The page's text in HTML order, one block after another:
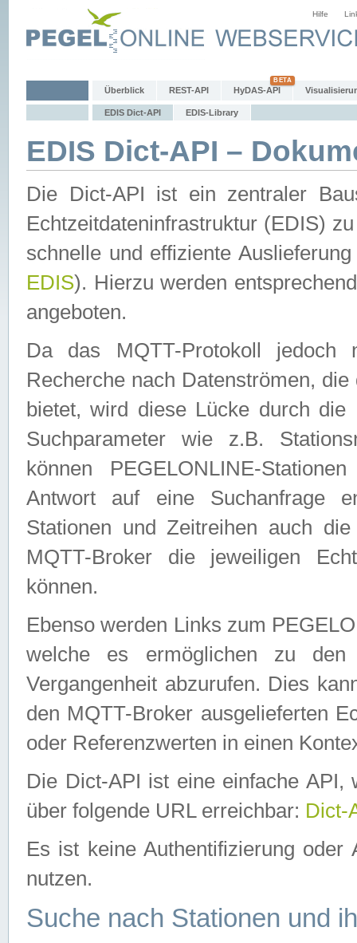
Hilfe
Überblick REST-API HyDAS-API
EDIS Dict-API EDIS-Library
EDIS Dict-API –
Die Dict-API ist ein zentraler
Echtzeitdateninfrastruktur (EDIS)
schnelle und effiziente
EDIS). Hierzu werden
angeboten.
Da das MQTT-Protokoll jedoch
Recherche nach Datenströmen,
bietet, wird diese Lücke durch die
Suchparameter wie z.B.
können PEGELONLINE-
Antwort auf eine Suchanfrage
Stationen und Zeitreihen auch
MQTT-Broker die jeweiligen
können.
Ebenso werden Links zum
welche es ermöglichen zu den
Vergangenheit abzurufen. Dies
den MQTT-Broker ausgelieferten
oder Referenzwerten in einen
Die Dict-API ist eine einfache API,
über folgende URL erreichbar: Dict-
Es ist keine Authentifizierung
nutzen.
Suche nach Stationen und